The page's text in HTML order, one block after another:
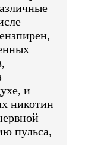
и
никотин
пульса,